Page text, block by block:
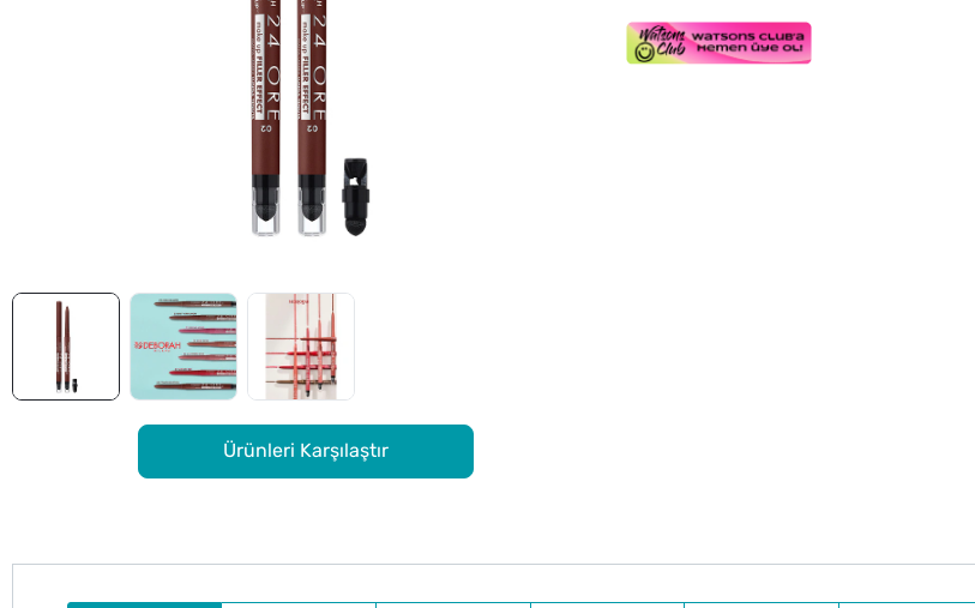
Ürünleri Karşılaştır